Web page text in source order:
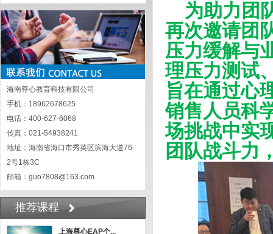
海南尊心教育科技有限公司
手机：18962678625
电话：400-627-6068
传真：021-54938241
地址：海南省海口市秀英区滨海大道76-
2号1栋3C
邮箱：guo7808@163.com
推荐课程
上海尊心EAP个...
为助力团
再次邀请团
压力缓解与
理压力测试
旨在通过心
销售人员科
场挑战中实
团队战斗力